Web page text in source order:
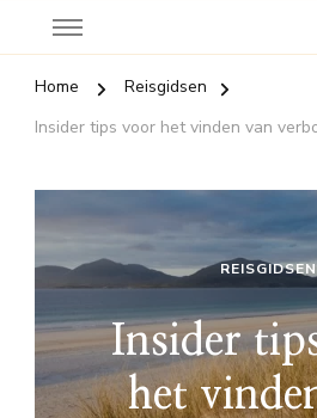
Home
Reisgidsen
Insider tips voor het vinden van
REISGIDSEN
Insider
het